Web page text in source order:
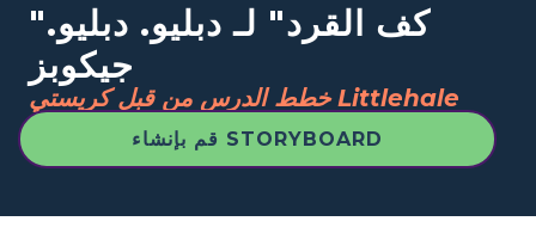
"كف القرد" لـ دبليو. دبليو.
جيكوبز
خطط الدرس من قبل كريستي Littlehale
قم بإنشاء STORYBOARD